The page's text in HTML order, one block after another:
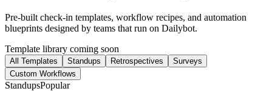
Pre-built check-in templates, workflow recipes, and automation
blueprints designed by teams that run on Dailybot.
Template library coming soon
All Templates Standups Retrospectives
Surveys
Custom Workflows
StandupsPopular